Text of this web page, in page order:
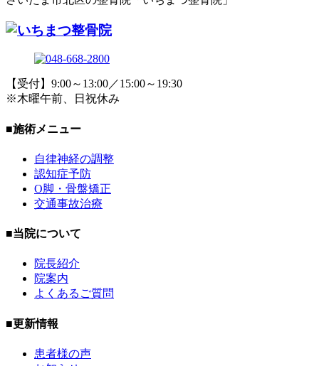
【受付】9:00～13:00／15:00～19:30
※木曜午前、日祝休み
■施術メニュー
自律神経の調整
認知症予防
O脚・骨盤矯正
交通事故治療
■当院について
院長紹介
院案内
よくあるご質問
■更新情報
患者様の声